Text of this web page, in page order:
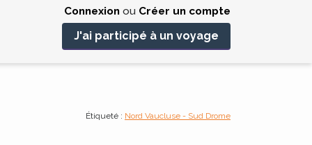
Connexionou Créer un compte
J'ai participé à un voyage
Étiqueté : Nord Vaucluse - Sud Drome